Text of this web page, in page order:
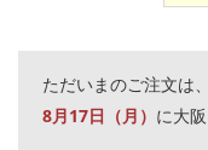
ただいまのご注文は、
8月17日（月） に大